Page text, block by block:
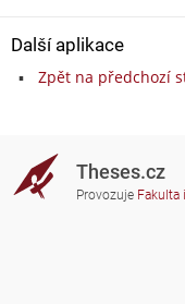
Další aplikace
Zpět na předchozí
Theses.cz
Provozuje Fakulta